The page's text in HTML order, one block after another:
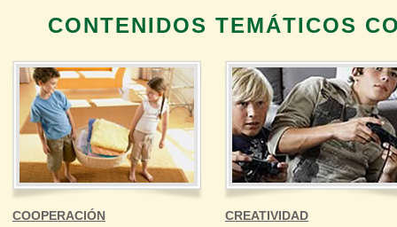
CONTENIDOS TEMÁTICOS
COOPERACIÓN
CREATIVIDAD